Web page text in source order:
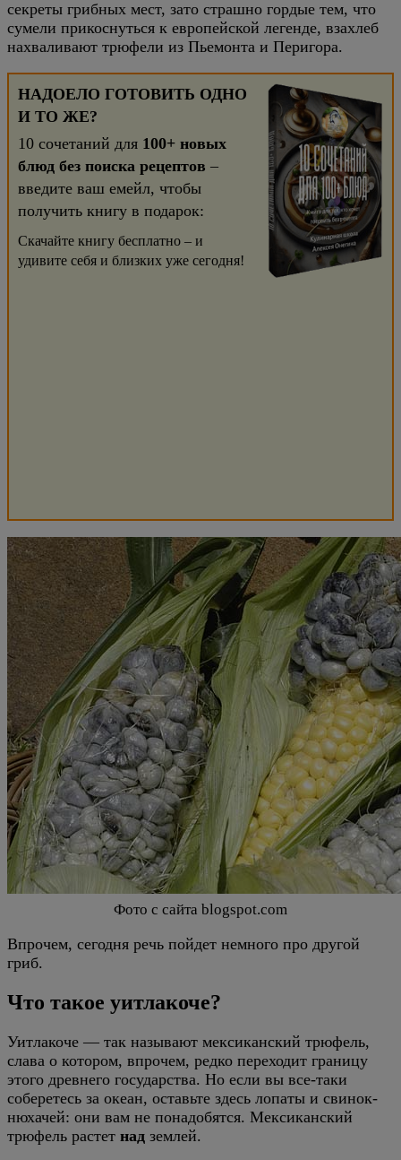
секреты грибных мест, зато страшно гордые тем, что
сумели прикоснуться к европейской легенде, взахлеб
нахваливают трюфели из Пьемонта и Перигора.
НАДОЕЛО ГОТОВИТЬ ОДНО
И ТО ЖЕ?
10 сочетаний для 100+ новых
блюд без поиска рецептов –
введите ваш емейл, чтобы
получить книгу в подарок:
Скачайте книгу бесплатно – и
удивите себя и близких уже сегодня!
Фото с сайта blogspot.com
Впрочем, сегодня речь пойдет немного про другой
гриб.
Что такое уитлакоче?
Уитлакоче — так называют мексиканский трюфель,
слава о котором, впрочем, редко переходит границу
этого древнего государства. Но если вы все-таки
соберетесь за океан, оставьте здесь лопаты и свинок-
нюхачей: они вам не понадобятся. Мексиканский
трюфель растет над землей.